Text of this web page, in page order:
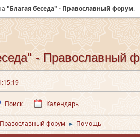
"Благая беседа" - Православный форум.
- Православный
Поиск Календарь
форум ► Помощь